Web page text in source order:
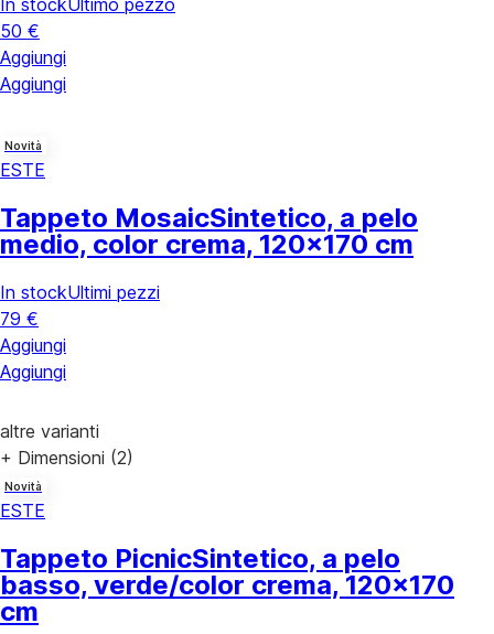
50 €
Aggiungi
Aggiungi
Novità
ESTE
Tappeto MosaicSintetico, a pelo
medio, color crema, 120x170 cm
In stockUltimi pezzi
79 €
Aggiungi
Aggiungi
altre varianti
+ Dimensioni (2)
Novità
ESTE
Tappeto PicnicSintetico, a pelo
basso, verde/color crema, 120x170
cm